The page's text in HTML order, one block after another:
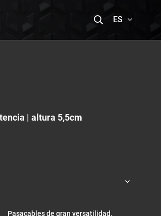
ES
| altura 5,5cm
Pasacables de gran versatilidad,